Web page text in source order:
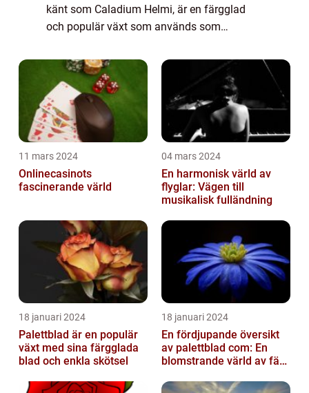
känt som Caladium Helmi, är en färgglad
och populär växt som används som
har gjort den till en favorit bland trädg...
11 mars 2024
Onlinecasinots
fascinerande värld
04 mars 2024
En harmonisk värld av
flyglar: Vägen till
musikalisk fulländning
18 januari 2024
Palettblad är en populär
växt med sina färgglada
blad och enkla skötsel
18 januari 2024
En fördjupande översikt
av palettblad com: En
blomstrande värld av färg